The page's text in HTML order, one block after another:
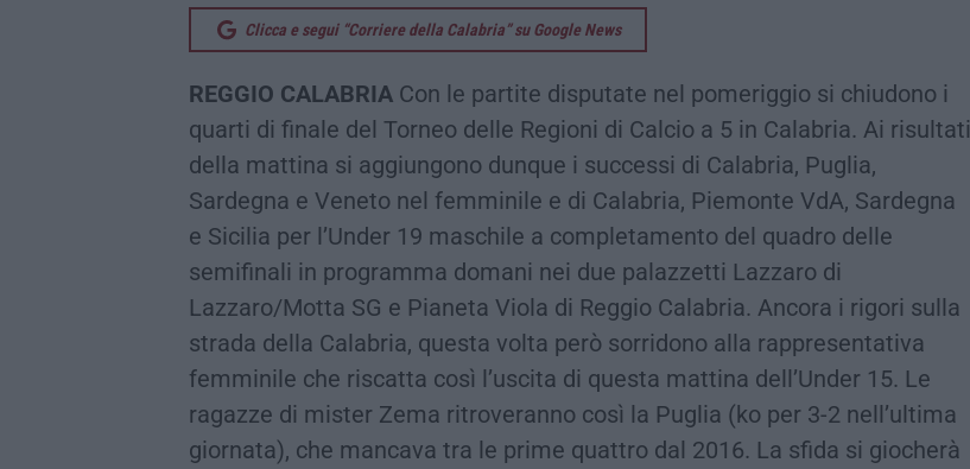
Clicca e segui “Corriere della Calabria” su Google News
REGGIO CALABRIA Con le partite disputate nel pomeriggio si chiudono i
quarti di finale del Torneo delle Regioni di Calcio a 5 in Calabria. Ai risultati
della mattina si aggiungono dunque i successi di Calabria, Puglia,
Sardegna e Veneto nel femminile e di Calabria, Piemonte VdA, Sardegna
e Sicilia per l’Under 19 maschile a completamento del quadro delle
semifinali in programma domani nei due palazzetti Lazzaro di
Lazzaro/Motta SG e Pianeta Viola di Reggio Calabria. Ancora i rigori sulla
strada della Calabria, questa volta però sorridono alla rappresentativa
femminile che riscatta così l’uscita di questa mattina dell’Under 15. Le
ragazze di mister Zema ritroveranno così la Puglia (ko per 3-2 nell’ultima
giornata), che mancava tra le prime quattro dal 2016. La sfida si giocherà